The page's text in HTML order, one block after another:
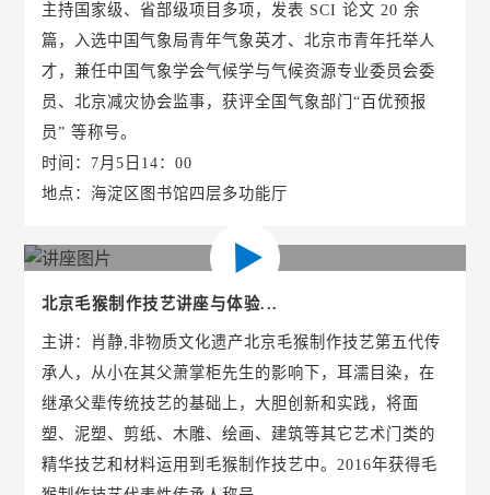
主持国家级、省部级项目多项，发表 SCI 论文 20 余
篇，入选中国气象局青年气象英才、北京市青年托举人
才，兼任中国气象学会气候学与气候资源专业委员会委
员、北京减灾协会监事，获评全国气象部门“百优预报
员” 等称号。
时间：7月5日14：00
地点：海淀区图书馆四层多功能厅
北京毛猴制作技艺讲座与体验...
主讲：肖静,非物质文化遗产北京毛猴制作技艺第五代传
承人，从小在其父萧掌柜先生的影响下，耳濡目染，在
继承父辈传统技艺的基础上，大胆创新和实践，将面
塑、泥塑、剪纸、木雕、绘画、建筑等其它艺术门类的
精华技艺和材料运用到毛猴制作技艺中。2016年获得毛